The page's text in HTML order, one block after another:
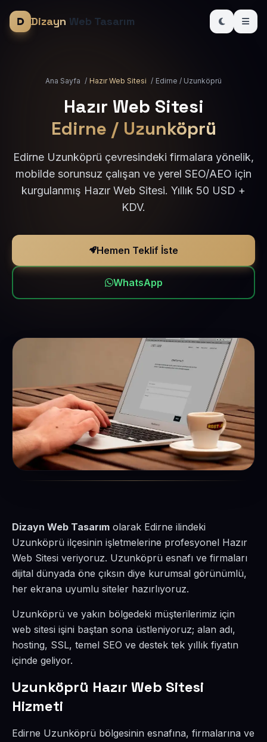
Dizayn Web Tasarım
Ana Sayfa / Hazır Web Sitesi / Edirne / Uzunköprü
Hazır Web Sitesi
Edirne / Uzunköprü
Edirne Uzunköprü çevresindeki firmalara yönelik,
mobilde sorunsuz çalışan ve yerel SEO/AEO için
kurgulanmış Hazır Web Sitesi. Yıllık 50 USD +
KDV.
Hemen Teklif İste
WhatsApp
Dizayn Web Tasarım olarak Edirne ilindeki
Uzunköprü ilçesinin işletmelerine profesyonel Hazır
Web Sitesi veriyoruz. Uzunköprü esnafı ve firmaları
dijital dünyada öne çıksın diye kurumsal görünümlü,
her ekrana uyumlu siteler hazırlıyoruz.
Uzunköprü ve yakın bölgedeki müşterilerimiz için
web sitesi işini baştan sona üstleniyoruz; alan adı,
hosting, SSL, temel SEO ve destek tek yıllık fiyatın
içinde geliyor.
Uzunköprü Hazır Web Sitesi
Hizmeti
Edirne Uzunköprü bölgesinin esnafına, firmalarına ve